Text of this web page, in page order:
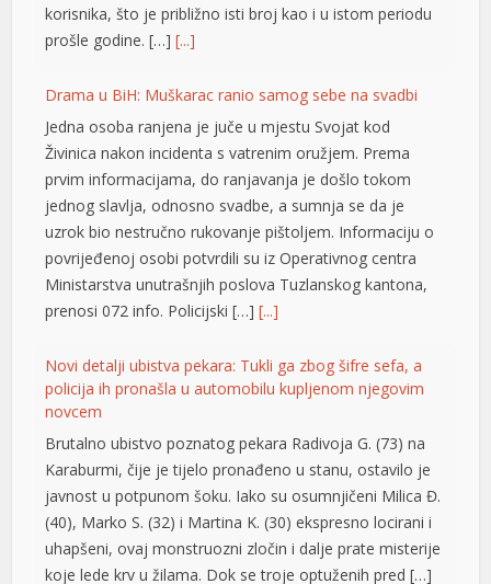
büyüsü
korisnika, što je približno isti broj kao i u istom periodu
prošle godine. […][...]
Drama u BiH: Muškarac ranio samog sebe na svadbi
Jedna osoba ranjena je juče u mjestu Svojat kod
Živinica nakon incidenta s vatrenim oružjem. Prema
prvim informacijama, do ranjavanja je došlo tokom
jednog slavlja, odnosno svadbe, a sumnja se da je
uzrok bio nestručno rukovanje pištoljem. Informaciju o
povrijeđenoj osobi potvrdili su iz Operativnog centra
Ministarstva unutrašnjih poslova Tuzlanskog kantona,
prenosi 072 info. Policijski […][...]
Novi detalji ubistva pekara: Tukli ga zbog šifre sefa, a
policija ih pronašla u automobilu kupljenom njegovim
novcem
Brutalno ubistvo poznatog pekara Radivoja G. (73) na
Karaburmi, čije je tijelo pronađeno u stanu, ostavilo je
javnost u potpunom šoku. Iako su osumnjičeni Milica Đ.
(40), Marko S. (32) i Martina K. (30) ekspresno locirani i
uhapšeni, ovaj monstruozni zločin i dalje prate misterije
koje lede krv u žilama. Dok se troje optuženih pred […]